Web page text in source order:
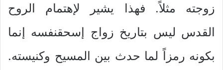
زوجته مثلاً. فهذا يشير لإهتمام الروح
القدس ليس بتاريخ زواج إسحقنفسه إنما
بكونه رمزاً لما حدث بين المسيح وكنيسته.